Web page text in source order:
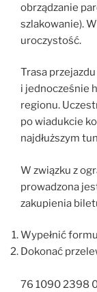
obrządzanie
szlakowanie).
uroczystość.
Trasa
i jednocześnie
regionu.
po wiadukcie
najdłuższym
W związku z
prowadzona
zakupienia
Wypełnić
Dokonać
76 1090 2398